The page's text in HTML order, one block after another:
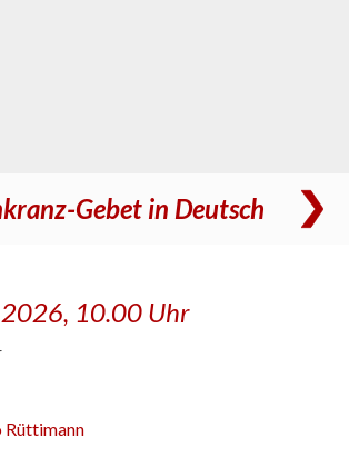
Gebet in Deutsch
10.00 Uhr
Rüttimann